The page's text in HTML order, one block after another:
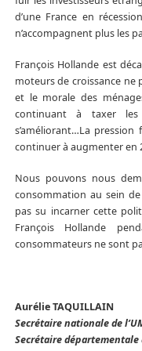
d’une France en
n’accompagnent plus les
François Hollande est
moteurs de croissance
et le morale des
continuant à taxer
s’améliorant…La
continuer à augmenter en
Nous pouvons nous
consommation au sein
pas su incarner cette
François Hollande
consommateurs ne sont
Aurélie TAQUILLAIN
Secrétaire nationale de
Secrétaire départementale